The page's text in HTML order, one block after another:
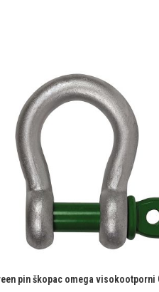
pin škopac omega visokootporni